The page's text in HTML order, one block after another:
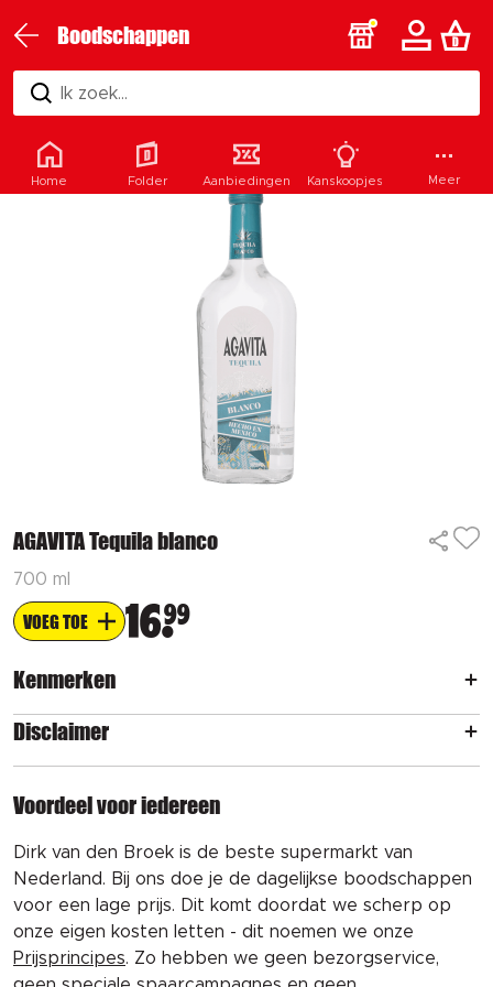
Boodschappen
Ik zoek...
AGAVITA Tequila blanco
700 ml
VOEG TOE 1699
Kenmerken
Disclaimer
Voordeel voor iedereen
Dirk van den Broek is de beste supermarkt van
Nederland. Bij ons doe je de dagelijkse boodschappen
voor een lage prijs. Dit komt doordat we scherp op
onze eigen kosten letten - dit noemen we onze
Prijsprincipes. Zo hebben we geen bezorgservice,
Home Folder Aanbiedingen Kanskoopjes Meer